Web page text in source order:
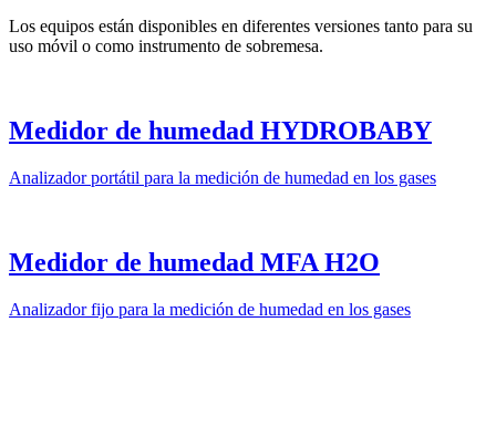
Los equipos están disponibles en diferentes versiones tanto para su
uso móvil o como instrumento de sobremesa.
Medidor de humedad HYDROBABY
Analizador portátil para la medición de humedad en los gases
Medidor de humedad MFA H2O
Analizador fijo para la medición de humedad en los gases